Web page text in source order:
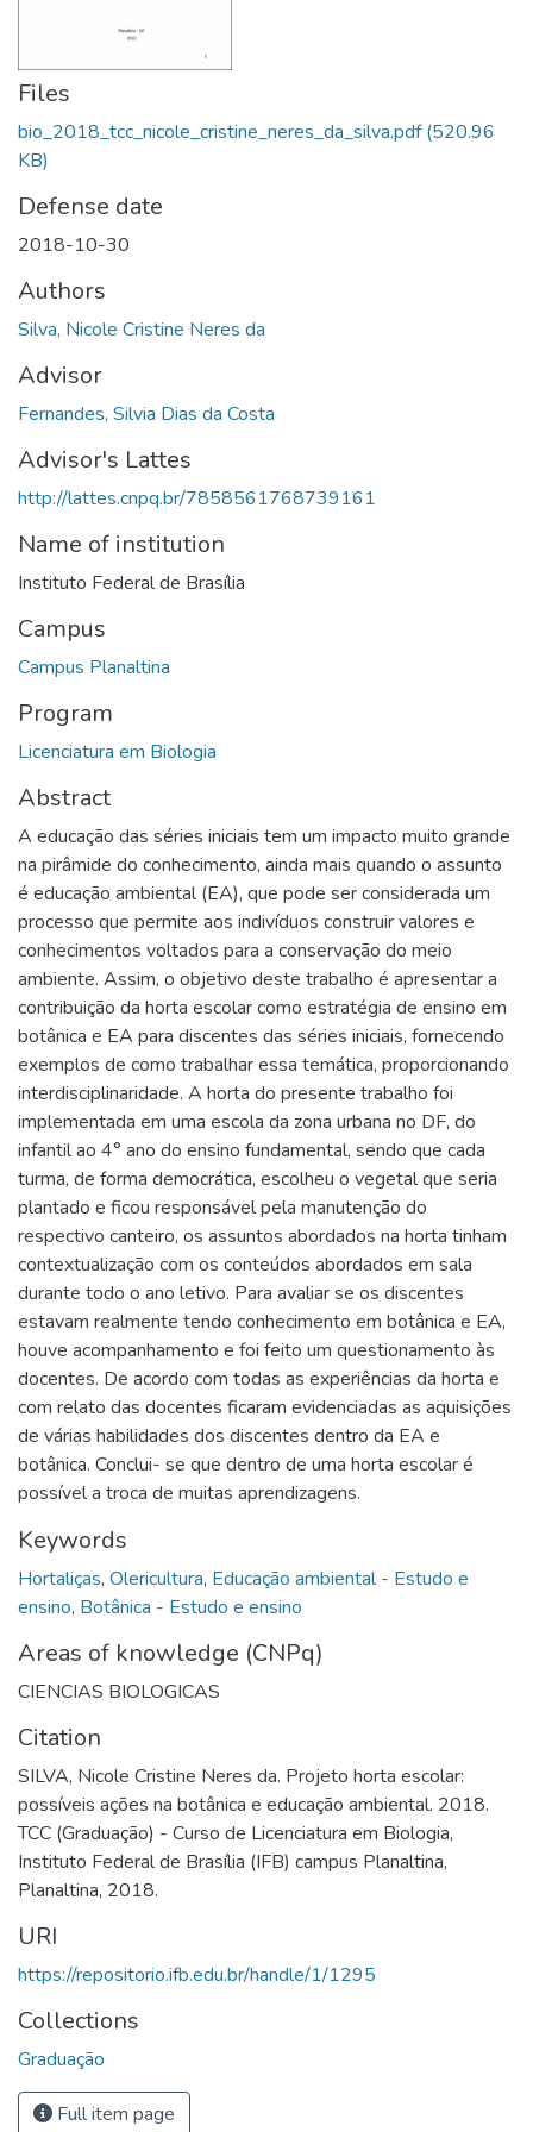
Files
bio_2018_tcc_nicole_cristine_neres_da_silva.pdf(520.96
KB)
Defense date
2018-10-30
Authors
Silva, Nicole Cristine Neres da
Advisor
Fernandes, Silvia Dias da Costa
Advisor's Lattes
http://lattes.cnpq.br/7858561768739161
Name of institution
Instituto Federal de Brasília
Campus
Campus Planaltina
Program
Licenciatura em Biologia
Abstract
A educação das séries iniciais tem um impacto muito grande
na pirâmide do conhecimento, ainda mais quando o assunto
é educação ambiental (EA), que pode ser considerada um
processo que permite aos indivíduos construir valores e
conhecimentos voltados para a conservação do meio
ambiente. Assim, o objetivo deste trabalho é apresentar a
contribuição da horta escolar como estratégia de ensino em
botânica e EA para discentes das séries iniciais, fornecendo
exemplos de como trabalhar essa temática, proporcionando
interdisciplinaridade. A horta do presente trabalho foi
implementada em uma escola da zona urbana no DF, do
infantil ao 4° ano do ensino fundamental, sendo que cada
turma, de forma democrática, escolheu o vegetal que seria
plantado e ficou responsável pela manutenção do
respectivo canteiro, os assuntos abordados na horta tinham
contextualização com os conteúdos abordados em sala
durante todo o ano letivo. Para avaliar se os discentes
estavam realmente tendo conhecimento em botânica e EA,
houve acompanhamento e foi feito um questionamento às
docentes. De acordo com todas as experiências da horta e
com relato das docentes ficaram evidenciadas as aquisições
de várias habilidades dos discentes dentro da EA e
botânica. Conclui- se que dentro de uma horta escolar é
possível a troca de muitas aprendizagens.
Keywords
Hortaliças, Olericultura, Educação ambiental - Estudo e
ensino, Botânica - Estudo e ensino
Areas of knowledge (CNPq)
CIENCIAS BIOLOGICAS
Citation
SILVA, Nicole Cristine Neres da. Projeto horta escolar:
possíveis ações na botânica e educação ambiental. 2018.
TCC (Graduação) - Curso de Licenciatura em Biologia,
Instituto Federal de Brasília (IFB) campus Planaltina,
Planaltina, 2018.
URI
https://repositorio.ifb.edu.br/handle/1/1295
Collections
Graduação
Full item page